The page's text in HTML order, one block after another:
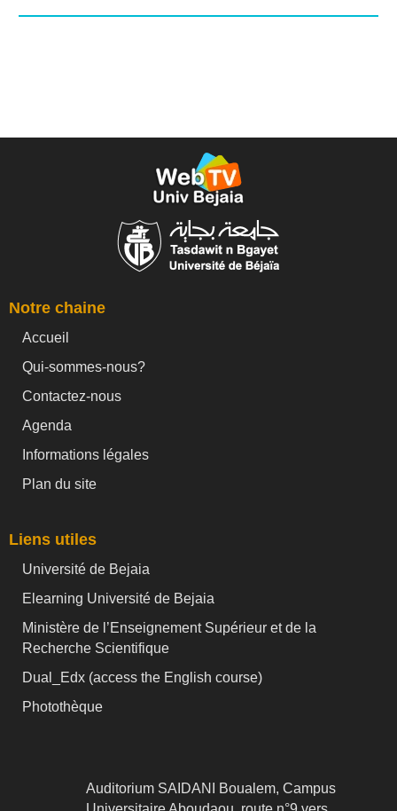
Notre chaine
Accueil
Qui-sommes-nous?
Contactez-nous
Agenda
Informations légales
Plan du site
Liens utiles
Université de Bejaia
Elearning Université de Bejaia
Ministère de l’Enseignement Supérieur et de la
Recherche Scientifique
Dual_Edx (access the English course)
Photothèque
Auditorium SAIDANI Boualem, Campus